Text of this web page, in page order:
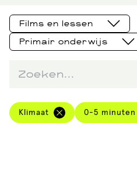
Films en lessen
Films en lessen
Culturele
Al het aanbod
Primair onderwijs
ISK
Primair onderwijs
Thema
Klimaat 0-5 minuten